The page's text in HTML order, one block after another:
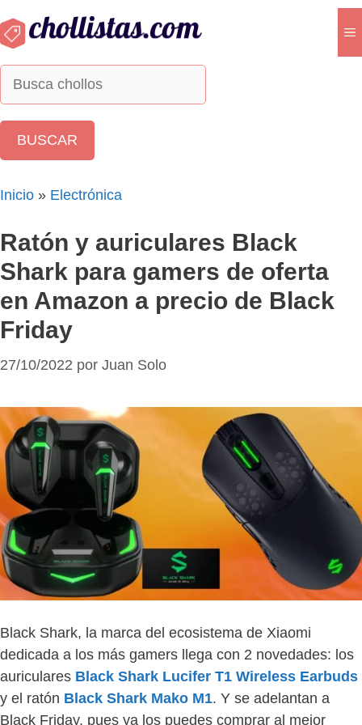
al
contenido
Inicio » Electrónica
Ratón y auriculares Black
Shark para gamers de oferta
en Amazon a precio de Black
Friday
27/10/2022 por Juan Solo
Black Shark, la marca del ecosistema de Xiaomi
dedicada a los más gamers llega con 2 novedades: los
auriculares Black Shark Lucifer T1 Wireless Earbuds
y el ratón Black Shark Mako M1. Y se adelantan a
Black Friday, pues ya los puedes comprar al mejor